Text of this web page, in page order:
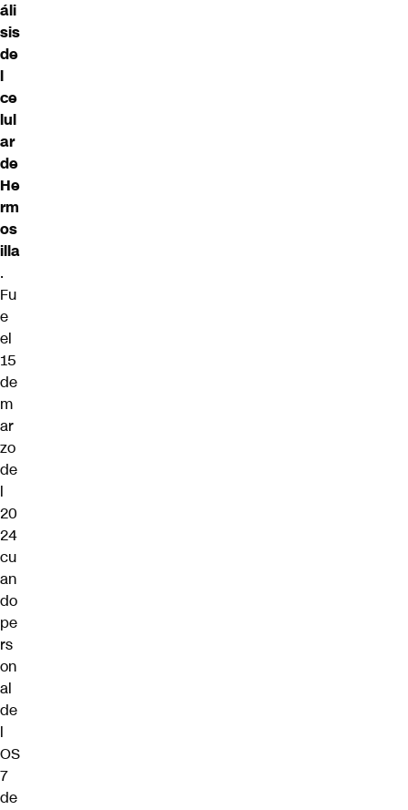
áli
sis
de
l
ce
lul
ar
de
He
rm
os
illa
.
Fu
e
el
15
de
m
ar
zo
de
l
20
24
cu
an
do
pe
rs
on
al
de
l
OS
7
de